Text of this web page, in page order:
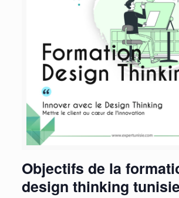
Objectifs de la
design thinking